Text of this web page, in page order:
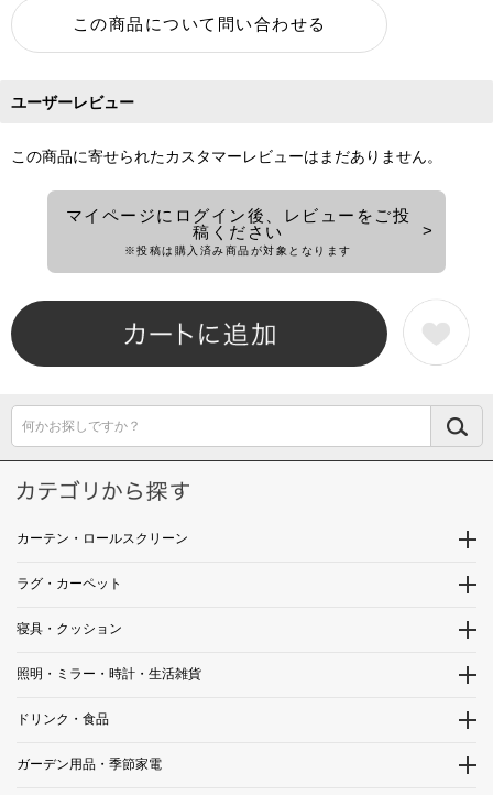
ユーザーレビュー
この商品に寄せられたカスタマーレビューはまだありません。
マイページにログイン後、レビューをご投
稿ください
※投稿は購入済み商品が対象となります
何かお探しですか？
カーテン・ロールスクリーン
ラグ・カーペット
寝具・クッション
照明・ミラー・時計・生活雑貨
ドリンク・食品
ガーデン用品・季節家電